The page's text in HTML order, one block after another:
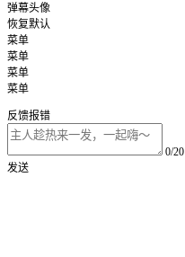
弹幕头像
恢复默认
菜单
菜单
菜单
菜单
反馈报错
0/20
发送